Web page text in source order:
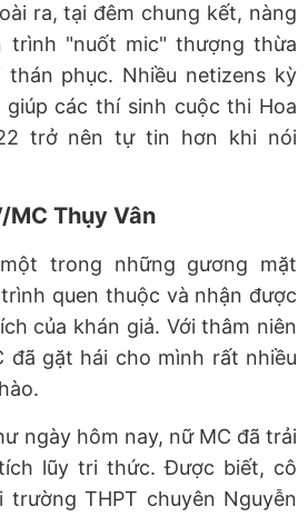
ra, tại đêm chung kết, nàng
trình "nuốt mic" thượng thừa
thán phục. Nhiều netizens kỳ
các thí sinh cuộc thi Hoa
trở nên tự tin hơn khi nói
MC Thụy Vân
trong những gương mặt
quen thuộc và nhận được
của khán giả. Với thâm niên
đã gặt hái cho mình rất nhiều
ngày hôm nay, nữ MC đã trải
lũy tri thức. Được biết, cô
THPT chuyên Nguyễn